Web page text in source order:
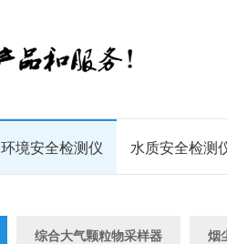
环境安全检测仪 水质安全检测
综合大气颗粒物采样器 烟